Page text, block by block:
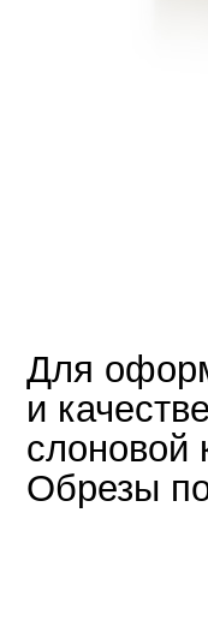
Для
и
слоновой
Обрезы